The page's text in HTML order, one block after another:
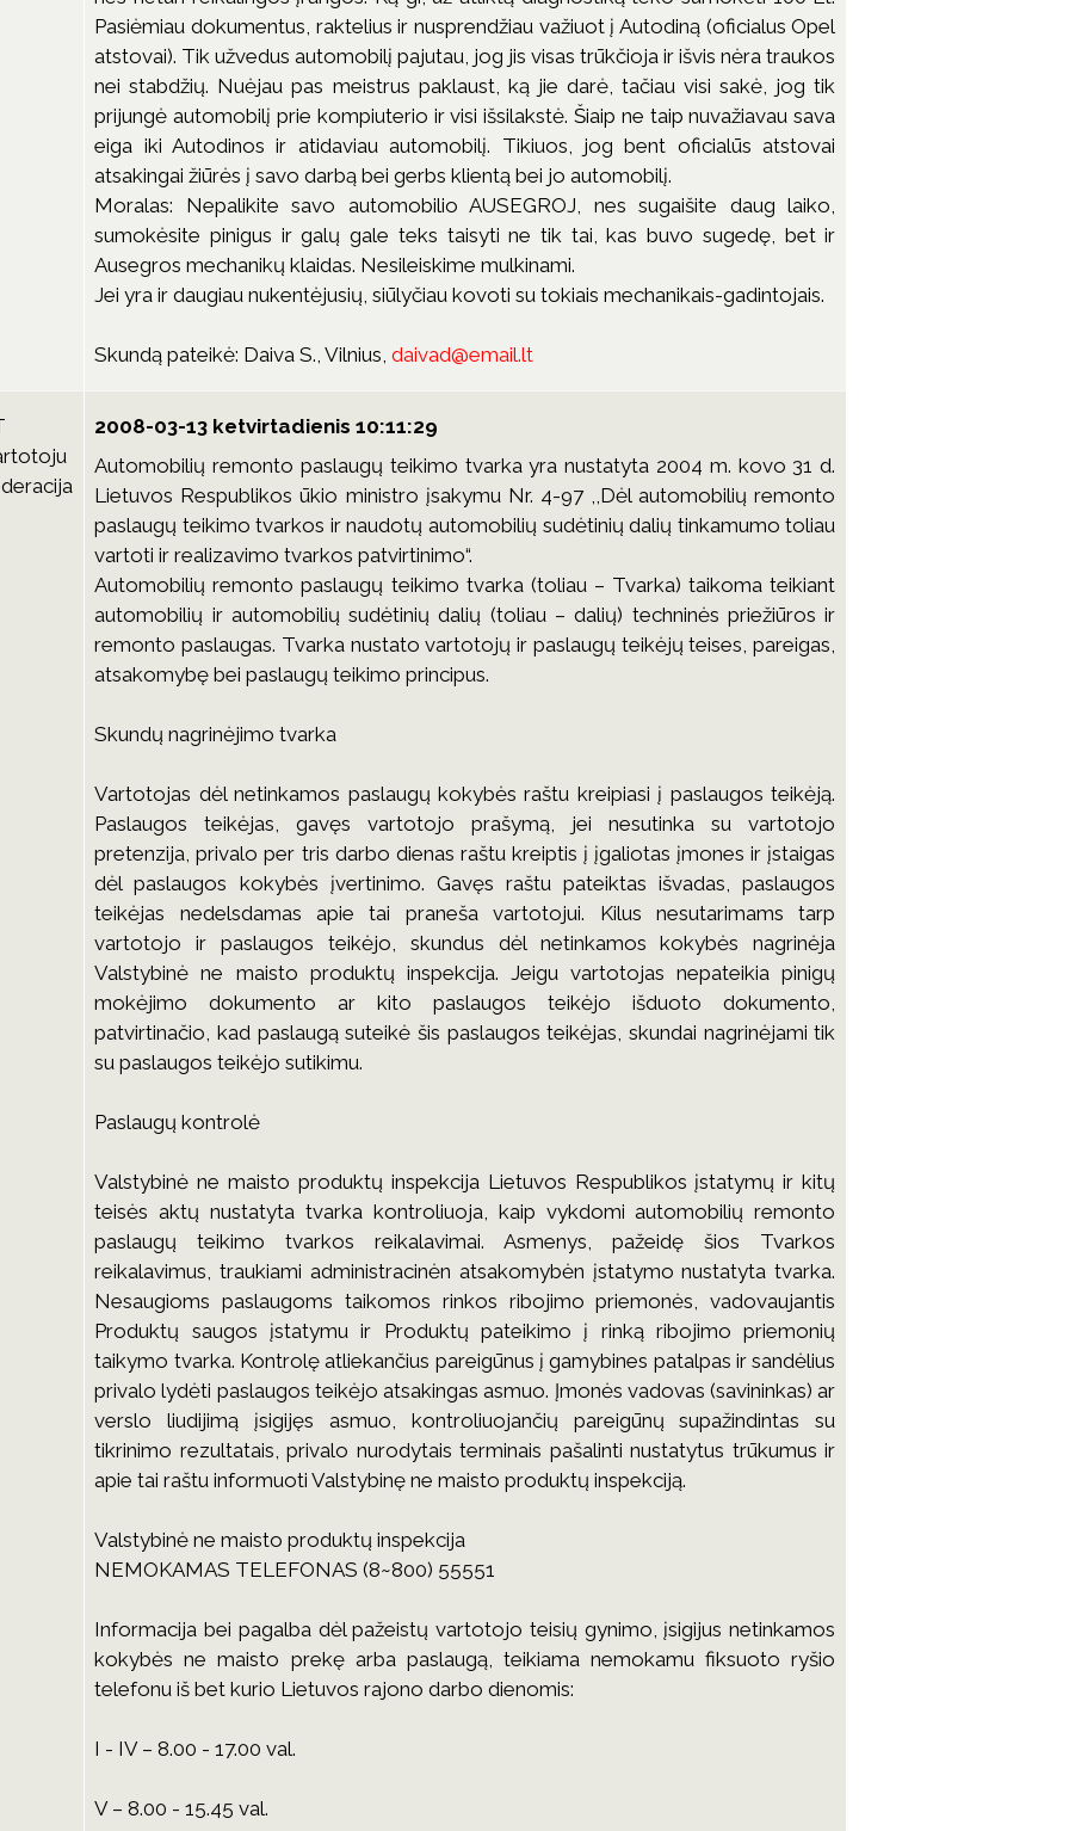
Pasiėmiau dokumentus, raktelius ir nusprendžiau važiuot į Autodiną (oficialus Opel
atstovai). Tik užvedus automobilį pajutau, jog jis visas trūkčioja ir išvis nėra traukos
nei stabdžių. Nuėjau pas meistrus paklaust, ką jie darė, tačiau visi sakė, jog tik
prijungė automobilį prie kompiuterio ir visi išsilakstė. Šiaip ne taip nuvažiavau sava
eiga iki Autodinos ir atidaviau automobilį. Tikiuos, jog bent oficialūs atstovai
atsakingai žiūrės į savo darbą bei gerbs klientą bei jo automobilį.
Moralas: Nepalikite savo automobilio AUSEGROJ, nes sugaišite daug laiko,
sumokėsite pinigus ir galų gale teks taisyti ne tik tai, kas buvo sugedę, bet ir
Ausegros mechanikų klaidas. Nesileiskime mulkinami.
Jei yra ir daugiau nukentėjusių, siūlyčiau kovoti su tokiais mechanikais-gadintojais.
Skundą pateikė: Daiva S., Vilnius,daivad@email.lt
2008-03-13 ketvirtadienis 10:11:29
Automobilių remonto paslaugų teikimo tvarka yra nustatyta 2004 m. kovo 31 d.
Lietuvos Respublikos ūkio ministro įsakymu Nr. 4-97 ,,Dėl automobilių remonto
paslaugų teikimo tvarkos ir naudotų automobilių sudėtinių dalių tinkamumo toliau
vartoti ir realizavimo tvarkos patvirtinimo“.
Automobilių remonto paslaugų teikimo tvarka (toliau – Tvarka) taikoma teikiant
automobilių ir automobilių sudėtinių dalių (toliau – dalių) techninės priežiūros ir
remonto paslaugas. Tvarka nustato vartotojų ir paslaugų teikėjų teises, pareigas,
atsakomybę bei paslaugų teikimo principus.
Skundų nagrinėjimo tvarka
Vartotojas dėl netinkamos paslaugų kokybės raštu kreipiasi į paslaugos teikėją.
Paslaugos teikėjas, gavęs vartotojo prašymą, jei nesutinka su vartotojo
pretenzija, privalo per tris darbo dienas raštu kreiptis į įgaliotas įmones ir įstaigas
dėl paslaugos kokybės įvertinimo. Gavęs raštu pateiktas išvadas, paslaugos
teikėjas nedelsdamas apie tai praneša vartotojui. Kilus nesutarimams tarp
vartotojo ir paslaugos teikėjo, skundus dėl netinkamos kokybės nagrinėja
Valstybinė ne maisto produktų inspekcija. Jeigu vartotojas nepateikia pinigų
mokėjimo dokumento ar kito paslaugos teikėjo išduoto dokumento,
patvirtinačio, kad paslaugą suteikė šis paslaugos teikėjas, skundai nagrinėjami tik
su paslaugos teikėjo sutikimu.
Paslaugų kontrolė
Valstybinė ne maisto produktų inspekcija Lietuvos Respublikos įstatymų ir kitų
teisės aktų nustatyta tvarka kontroliuoja, kaip vykdomi automobilių remonto
paslaugų teikimo tvarkos reikalavimai. Asmenys, pažeidę šios Tvarkos
reikalavimus, traukiami administracinėn atsakomybėn įstatymo nustatyta tvarka.
Nesaugioms paslaugoms taikomos rinkos ribojimo priemonės, vadovaujantis
Produktų saugos įstatymu ir Produktų pateikimo į rinką ribojimo priemonių
taikymo tvarka. Kontrolę atliekančius pareigūnus į gamybines patalpas ir sandėlius
privalo lydėti paslaugos teikėjo atsakingas asmuo. Įmonės vadovas (savininkas) ar
verslo liudijimą įsigijęs asmuo, kontroliuojančių pareigūnų supažindintas su
tikrinimo rezultatais, privalo nurodytais terminais pašalinti nustatytus trūkumus ir
apie tai raštu informuoti Valstybinę ne maisto produktų inspekciją.
Valstybinė ne maisto produktų inspekcija
NEMOKAMAS TELEFONAS (8~800) 55551
Informacija bei pagalba dėl pažeistų vartotojo teisių gynimo, įsigijus netinkamos
kokybės ne maisto prekę arba paslaugą, teikiama nemokamu fiksuoto ryšio
telefonu iš bet kurio Lietuvos rajono darbo dienomis:
I - IV – 8.00 - 17.00 val.
V – 8.00 - 15.45 val.